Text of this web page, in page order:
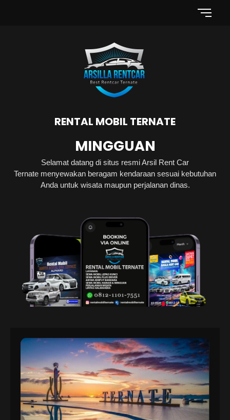
RENTAL MOBIL TERNATE
MINGGUAN
BULANAN
Selamat datang di situs resmi Arsil Rent Car
Ternate menyewakan beragam kendaraan sesuai kebutuhan
Anda untuk wisata maupun perjalanan dinas.